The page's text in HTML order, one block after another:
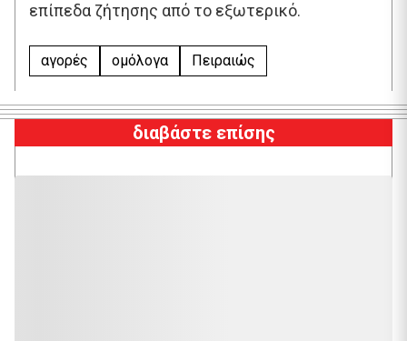
επίπεδα ζήτησης από το εξωτερικό.
αγορές ομόλογα Πειραιώς
διαβάστε επίσης